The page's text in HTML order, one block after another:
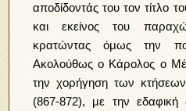
αποδίδοντάς του τον τίτλο
και εκείνος του
κρατώντας όμως την
Ακολούθως ο Κάρολος ο
την χορήγηση των
(867-872), με την